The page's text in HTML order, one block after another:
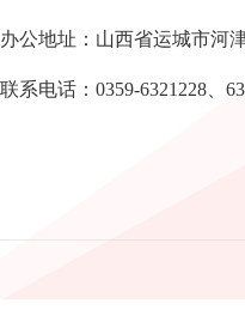
办公地址：山西省运城市河
联系电话：0359-6321228、